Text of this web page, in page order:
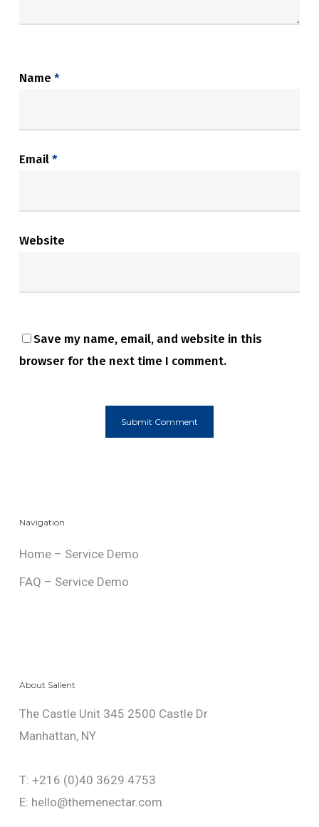
Name *
Email*
Website
Save my name, email, and website in this
browser for the next time I comment.
Navigation
Home – Service Demo
FAQ – Service Demo
About Salient
The Castle Unit 345 2500 Castle Dr
Manhattan, NY
T: +216 (0)40 3629 4753
E: hello@themenectar.com